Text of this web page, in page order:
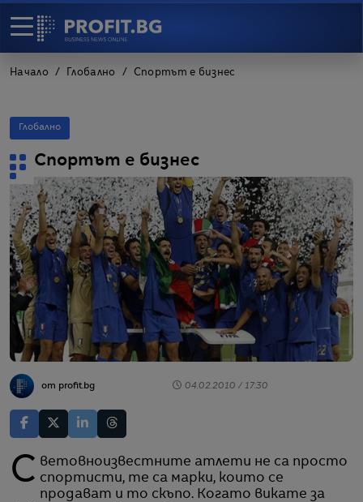
Начало Глобално Спортът е бизнес
Глобално
Спортът е бизнес
от profit.bg 04.02.2010 / 17:30
Световноизвестните атлети не са просто спортисти, те са марки, които се
продават и то скъпо. Когато викате за